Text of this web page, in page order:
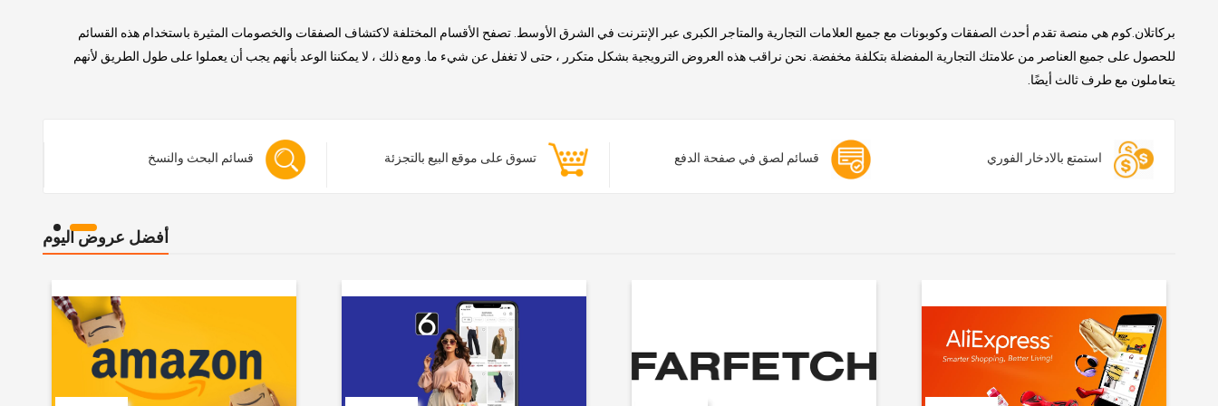
بركاتلان.كوم هي منصة تقدم أحدث الصفقات وكوبونات مع جميع العلامات التجارية والمتاجر الكبرى عبر الإنترنت في الشرق الأوسط. تصفح الأقسام المختلفة لاكتشاف الصفقات والخصومات المثيرة باستخدام هذه القسائم
للحصول على جميع العناصر من علامتك التجارية المفضلة بتكلفة مخفضة. نحن نراقب هذه العروض الترويجية بشكل متكرر ، حتى لا تغفل عن شيء ما. ومع ذلك ، لا يمكننا الوعد بأنهم يجب أن يعملوا على طول الطريق لأنهم
يتعاملون مع طرف ثالث أيضًا.
قسائم البحث والنسخ تسوق على موقع البيع بالتجزئة قسائم لصق في صفحة الدفع استمتع بالادخار الفوري
أفضل عروض اليوم